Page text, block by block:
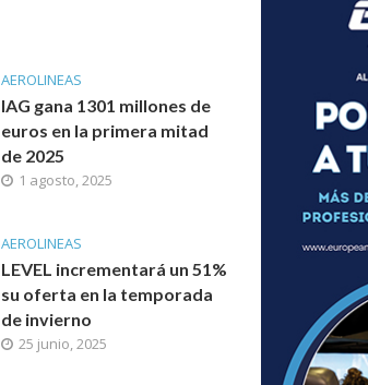
AEROLINEAS
IAG gana 1301 millones de
euros en la primera mitad
de 2025
1 agosto, 2025
AEROLINEAS
LEVEL incrementará un 51%
su oferta en la temporada
de invierno
25 junio, 2025